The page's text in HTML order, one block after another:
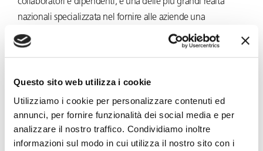
Questo sito web utilizza i cookie
Utilizziamo i cookie per personalizzare contenuti ed
annunci, per fornire funzionalità dei social media e per
analizzare il nostro traffico. Condividiamo inoltre
informazioni sul modo in cui utilizza il nostro sito con i
nazionali specializzata nel fornire alle aziende una
consulenza HR complessiva.
interna e di valutazione della preparazione per i praticanti e
aggiornata, condivisa e uniforme.
I collaboratori dello Studio spesso partecipano a specifici